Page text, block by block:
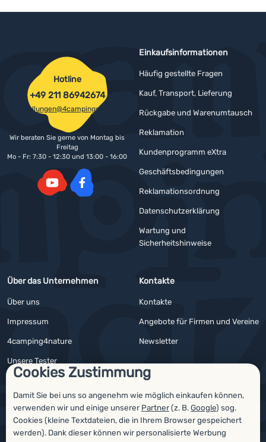
Cookies Zustimmung
Damit Sie bei uns so angenehm wie möglich einkaufen können,
verwenden wir und einige unserer Partner(z. B.Google) sog.
Cookies (kleine Textdateien, die in Ihrem Browser gespeichert
werden). Dank dieser können wir personalisierte Werbung
Einkaufsinformationen
Häufig gestellte Fragen
Kauf, Transport, Lieferung
Rückgabe und Warenumtausch
Reklamation
Kundenprogramm eXtra
Geschäftsbedingungen
Reklamationsordnung
Datenschutzerklärung
Wartung und
Sicherheitshinweise
Über das Unternehmen
Über uns
Impressum
4camping4nature
Unsere Tester
Kontakte
Kontakte
Angebote für Firmen und Vereine
Newsletter
Hotline
+49 211 86942674
bestellungen@4campingshop.de
Wir beraten Sie gerne von Montag bis
Freitag
Mo - Fr: 7:30 - 12:30 und 13:00 - 16:00
Auszeichnungen